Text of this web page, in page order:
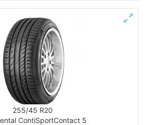
255/45 R20
ContiSportContact 5